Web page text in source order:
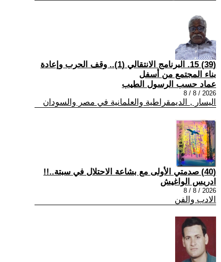
(39) 15. البرنامج الانتقالي (1).. وقف الحرب وإعادة
بناء المجتمع من أسفل
عماد حسب الرسول الطيب
2026 / 8 / 8
اليسار , الديمقراطية والعلمانية في مصر والسودان
(40) صدمتي الأولى مع بشاعة الاحتلال في سبتة..!!
ادريس الواغيش
2026 / 8 / 8
الادب والفن